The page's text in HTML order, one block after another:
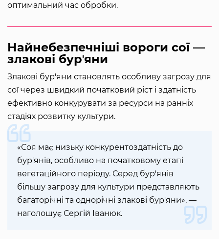
оптимальний час обробки.
Найнебезпечніші вороги сої —
злакові бурʼяни
Злакові бур'яни становлять особливу загрозу для
сої через швидкий початковий ріст і здатність
ефективно конкурувати за ресурси на ранніх
стадіях розвитку культури.
«Соя має низьку конкурентоздатність до
бур'янів, особливо на початковому етапі
вегетаційного періоду. Серед бур'янів
більшу загрозу для культури представляють
багаторічні та однорічні злакові бур'яни», —
наголошує Сергій Іванюк.